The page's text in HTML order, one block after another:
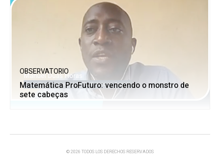
OBSERVATORIO
Matemática ProFuturo: vencendo o monstro de
sete cabeças
© 2026 TODOS LOS DERECHOS RESERVADOS